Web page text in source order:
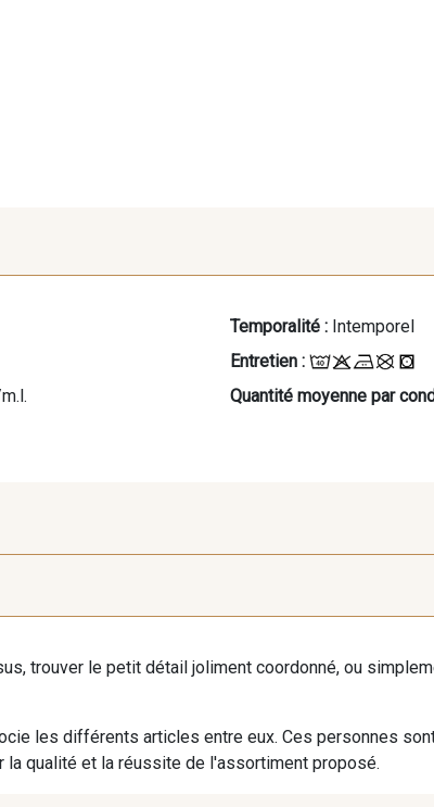
Temporalité : Intemporel
Entretien :
Quantité moyenne par
700 - Khaki
trouver le petit détail joliment coordonné, ou
les différents articles entre eux. Ces personnes
la qualité et la réussite de l'assortiment proposé.